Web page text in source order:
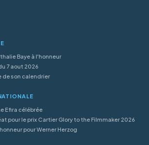
Baye à l'honneur
7 aout 2026
de son calendrier
Efira célébrée
pour le prix Cartier Glory to the Filmmaker 2026
pour Werner Herzog